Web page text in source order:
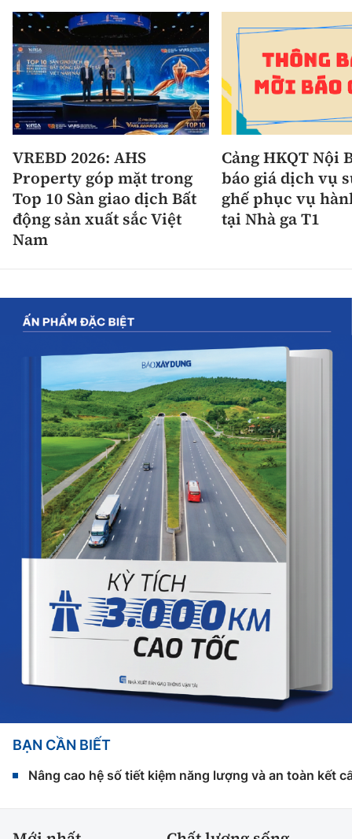
VREBD 2026: AHS
Property góp mặt trong
Top 10 Sàn giao dịch Bất
động sản xuất sắc Việt
Nam
Cảng HKQT Nội
báo giá dịch vụ
ghế phục vụ
tại Nhà ga T1
BẠN CẦN BIẾT
Nâng cao hệ số tiết kiệm năng lượng và an toàn kết